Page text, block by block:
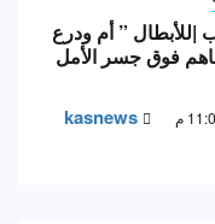
|للأبطال ” أم ودرع
فوق جسر الأمل
kasnews